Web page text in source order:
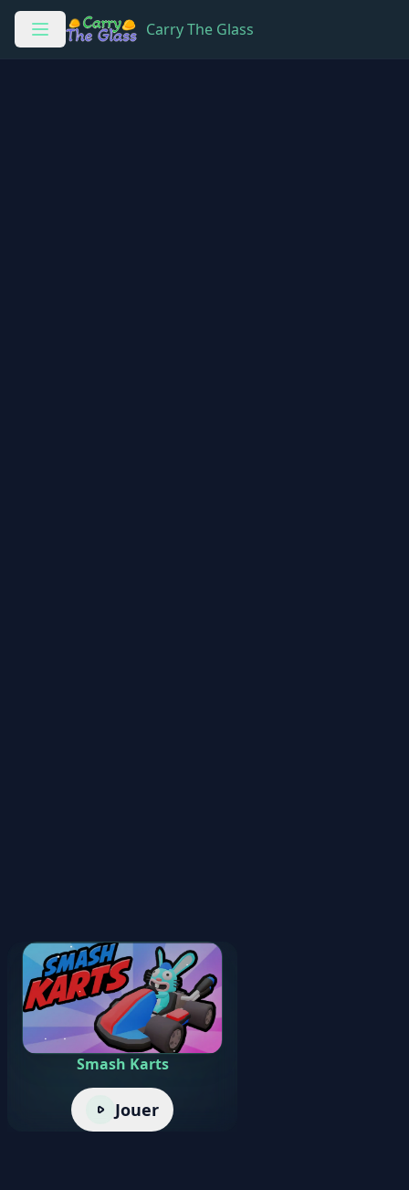
Carry The Glass
Smash Karts
Jouer